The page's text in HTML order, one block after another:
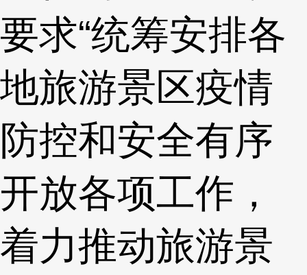
要求“统筹安排各
地旅游景区疫情
防控和安全有序
开放各项工作，
着力推动旅游景